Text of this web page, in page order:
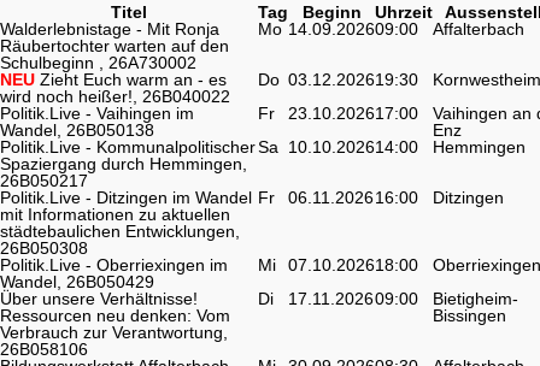
Titel Tag Beginn Uhrzeit
Walderlebnistage - Mit Ronja
Räubertochter warten auf den
Schulbeginn , 26A730002
Mo 14.09.202609:00 Affalterbach
NEU Zieht Euch warm an - es
wird noch heißer!, 26B040022
Do 03.12.202619:30
Kornwestheim
Politik.Live - Vaihingen im
Wandel, 26B050138
Fr 23.10.202617:00
Vaihingen an
Enz
Politik.Live - Kommunalpolitischer
Spaziergang durch Hemmingen,
26B050217
Sa 10.10.202614:00 Hemmingen
Politik.Live - Ditzingen im Wandel
mit Informationen zu aktuellen
städtebaulichen Entwicklungen,
26B050308
Fr 06.11.202616:00 Ditzingen
Politik.Live - Oberriexingen im
Wandel, 26B050429
Mi 07.10.202618:00
Oberriexingen
Über unsere Verhältnisse!
Ressourcen neu denken: Vom
Verbrauch zur Verantwortung,
26B058106
Di 17.11.202609:00
Bietigheim-
Bissingen